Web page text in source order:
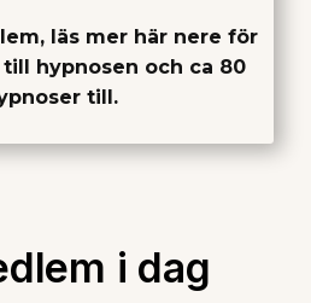
läs mer här nere för
hypnosen och ca 80
till.
i dag